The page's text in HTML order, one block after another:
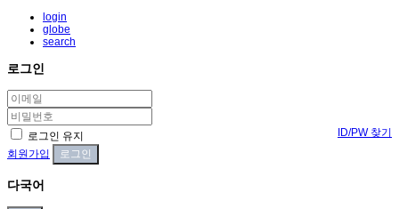
login
globe
search
로그인
ID/PW 찾기
로그인 유지
회원가입
다국어